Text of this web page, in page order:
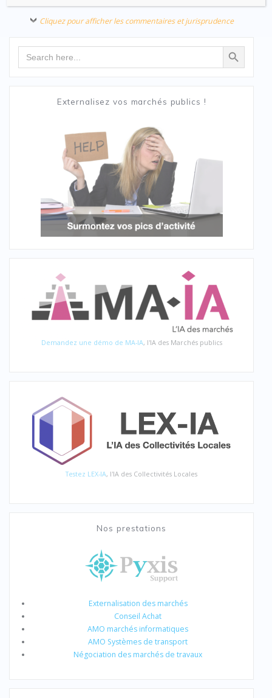
Cliquez pour afficher les commentaires et jurisprudence
Search Search Button
Externalisez vos marchés publics !
Demandez une démo de MA-IA, l'IA des Marchés publics
Testez LEX-IA, l'IA des Collectivités Locales
Nos prestations
Externalisation des marchés
Conseil Achat
AMO marchés informatiques
AMO Systèmes de transport
Négociation des marchés de travaux